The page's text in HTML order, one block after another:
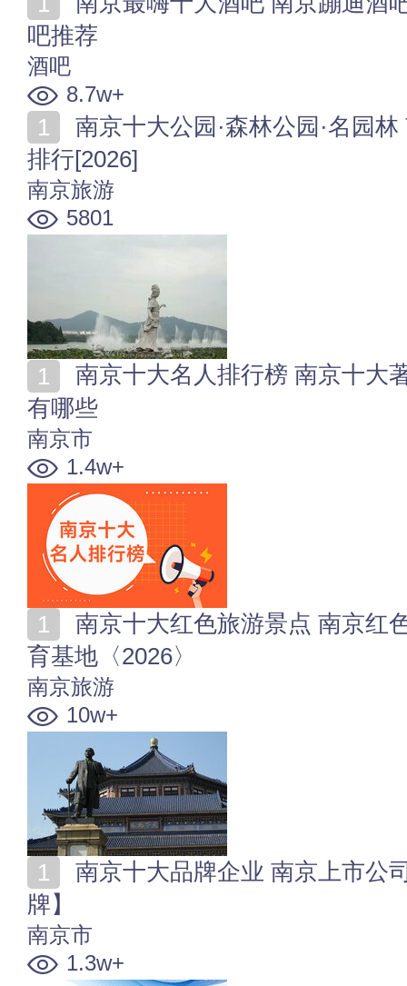
吧推荐
酒吧
8.7w+
排行[2026]
南京旅游
5801
有哪些
南京市
1.4w+
育基地〈2026〉
南京旅游
10w+
牌】
南京市
1.3w+